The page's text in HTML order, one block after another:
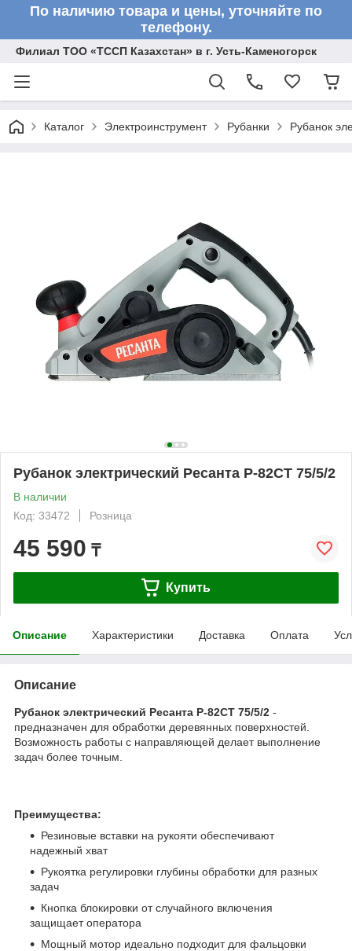
По наличию товара и цены, уточняйте по
телефону.
Филиал ТОО «ТССП Казахстан» в г. Усть-Каменогорск
Каталог Электроинструмент Рубанки Рубанок
Рубанок электрический Ресанта Р-82СТ 75/5/2
В наличии
Код: 33472
Розница
45 590 ₸
Купить
Описание Характеристики Доставка Оплата
Описание
Рубанок электрический Ресанта Р-82СТ 75/5/2 -
предназначен для обработки деревянных поверхностей.
Возможность работы с направляющей делает выполнение
задач более точным.
Преимущества:
Резиновые вставки на рукояти обеспечивают
надежный хват
Рукоятка регулировки глубины обработки для разных
задач
Кнопка блокировки от случайного включения
защищает оператора
Мощный мотор идеально подходит для фальцовки